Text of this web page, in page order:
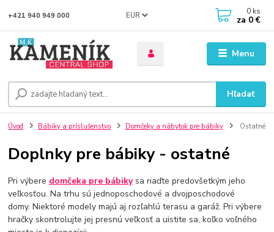
Menu
EUR
Hľadať
+421 940 949 000 0 ks
za 0 €
Úvod Bábiky a príslušenstvo Domčeky a nábytok pre bábiky Ostatné
Doplnky pre bábiky - ostatné
Pri výbere domčeka pre bábikysa riaďte predovšetkým jeho
veľkosťou. Na trhu sú jednoposchodové a dvojposchodové
domy. Niektoré modely majú aj rozľahlú terasu a garáž. Pri výbere
hračky skontrolujte jej presnú veľkosť a uistite sa, koľko voľného